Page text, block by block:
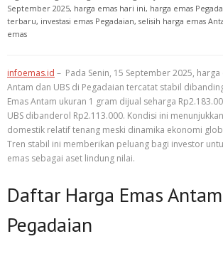
September 2025, harga emas hari ini, harga emas
terbaru, investasi emas Pegadaian, selisih harga emas
emas
infoemas.id – Pada Senin, 15 September 2025,
Antam dan UBS di Pegadaian tercatat stabil
Emas Antam ukuran 1 gram dijual seharga
UBS dibanderol Rp2.113.000. Kondisi ini
domestik relatif tenang meski dinamika ekonomi
Tren stabil ini memberikan peluang bagi investor
emas sebagai aset lindung nilai.
Daftar Harga Emas
Pegadaian